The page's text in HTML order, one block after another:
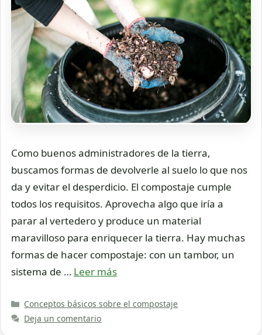
Como buenos administradores de la tierra,
buscamos formas de devolverle al suelo lo que nos
da y evitar el desperdicio. El compostaje cumple
todos los requisitos. Aprovecha algo que iría a
parar al vertedero y produce un material
maravilloso para enriquecer la tierra. Hay muchas
formas de hacer compostaje: con un tambor, un
sistema de … Leer más
Categorías
Conceptos básicos sobre el compostaje
Deja un comentario